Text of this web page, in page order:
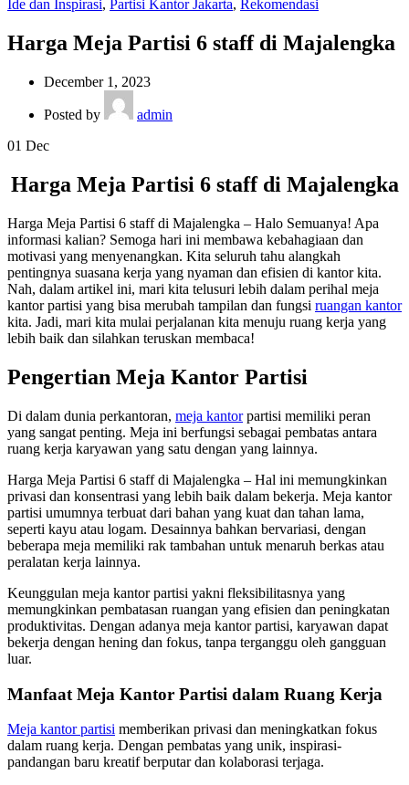
Ide dan Inspirasi, Partisi Kantor Jakarta, Rekomendasi
Harga Meja Partisi 6 staff di Majalengka
December 1, 2023
Posted by
admin
01 Dec
Harga Meja Partisi 6 staff di Majalengka
Harga Meja Partisi 6 staff di Majalengka – Halo Semuanya! Apa
informasi kalian? Semoga hari ini membawa kebahagiaan dan
motivasi yang menyenangkan. Kita seluruh tahu alangkah
pentingnya suasana kerja yang nyaman dan efisien di kantor kita.
Nah, dalam artikel ini, mari kita telusuri lebih dalam perihal meja
kantor partisi yang bisa merubah tampilan dan fungsi ruangan kantor
kita. Jadi, mari kita mulai perjalanan kita menuju ruang kerja yang
lebih baik dan silahkan teruskan membaca!
Pengertian Meja Kantor Partisi
Di dalam dunia perkantoran, meja kantorpartisi memiliki peran
yang sangat penting. Meja ini berfungsi sebagai pembatas antara
ruang kerja karyawan yang satu dengan yang lainnya.
Harga Meja Partisi 6 staff di Majalengka – Hal ini memungkinkan
privasi dan konsentrasi yang lebih baik dalam bekerja. Meja kantor
partisi umumnya terbuat dari bahan yang kuat dan tahan lama,
seperti kayu atau logam. Desainnya bahkan bervariasi, dengan
beberapa meja memiliki rak tambahan untuk menaruh berkas atau
peralatan kerja lainnya.
Keunggulan meja kantor partisi yakni fleksibilitasnya yang
memungkinkan pembatasan ruangan yang efisien dan peningkatan
produktivitas. Dengan adanya meja kantor partisi, karyawan dapat
bekerja dengan hening dan fokus, tanpa terganggu oleh gangguan
luar.
Manfaat Meja Kantor Partisi dalam Ruang Kerja
Meja kantor partisi memberikan privasi dan meningkatkan fokus
dalam ruang kerja. Dengan pembatas yang unik, inspirasi-
pandangan baru kreatif berputar dan kolaborasi terjaga.